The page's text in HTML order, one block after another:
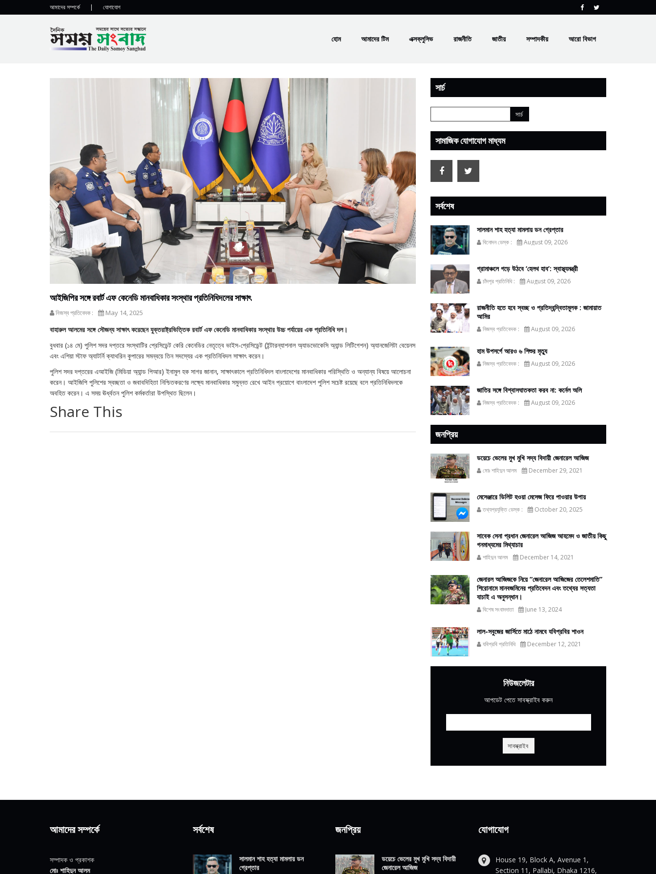
আমাদের সম্পর্কে | যোগাযোগ
হোম আমাদের টিম এক্সক্লুসিভ রাজনীতি জাতীয় সম্পাদকীয় আরো বিভাগ
আইজিপির সঙ্গে রবার্ট এফ কেনেডি মানবাধিকার সংস্থার প্রতিনিধিদলের সাক্ষাৎ
নিজস্ব প্রতিবেদক : May 14, 2025
বাহারুল আলমের সঙ্গে সৌজন্য সাক্ষাৎ করেছেন যুক্তরাষ্ট্রভিত্তিক রবার্ট এফ কেনেডি মানবাধিকার সংস্থার উচ্চ পর্যায়ের এক প্রতিনিধি দল।
বুধবার (১৪ মে) পুলিশ সদর দপ্তরে সংস্থাটির প্রেসিডেন্ট কেরি কেনেডির নেতৃত্বে ভাইস-প্রেসিডেন্ট (ইন্টারন্যাশনাল অ্যাডভোকেসি অ্যান্ড লিটিগেশন) অ্যানজেলিটা বেয়েনস
এবং এশিয়া স্টাফ অ্যাটর্নি ক্যাথরিন কুপারের সমন্বয়ে তিন সদস্যের এক প্রতিনিধিদল সাক্ষাৎ করেন।
পুলিশ সদর দপ্তরের এআইজি (মিডিয়া অ্যান্ড পিআর) ইনামুল হক সাগর জানান, সাক্ষাৎকালে প্রতিনিধিদল বাংলাদেশের মানবাধিকার পরিস্থিতি ও অন্যান্য বিষয়ে আলোচনা
করেন। আইজিপি পুলিশের স্বচ্ছতা ও জবাবদিহিতা নিশ্চিতকরণের লক্ষ্যে মানবাধিকার সমুন্নত রেখে আইন প্রয়োগে বাংলাদেশ পুলিশ সচেষ্ট রয়েছে বলে প্রতিনিধিদলকে
অবহিত করেন। এ সময় ঊর্ধ্বতন পুলিশ কর্মকর্তারা উপস্থিত ছিলেন।
Share This
সার্চ
সামাজিক যোগাযোগ মাধ্যম
সর্বশেষ
সালমান শাহ হত্যা মামলায় ডন গ্রেপ্তার
বিনোদন ডেস্ক : August 09, 2026
গ্রামাঞ্চলে গড়ে উঠবে ‘হেলথ হাব’: স্বাস্থ্যমন্ত্রী
চাঁদপুর প্রতিনিধি : August 09, 2026
রাজনীতি হতে হবে স্বচ্ছ ও প্রতিদ্বন্দ্বিতামূলক : জামায়াত
আমির
নিজস্ব প্রতিবেদক : August 09, 2026
হাম উপসর্গে আরও ৬ শিশুর মৃত্যু
নিজস্ব প্রতিবেদক : August 09, 2026
জাতির সঙ্গে বিশ্বাসঘাতকতা করব না: কর্নেল অলি
নিজস্ব প্রতিবেদক : August 09, 2026
জনপ্রিয়
ডয়েচে ভেলের মুখ মুখি সদ্য বিদায়ী জেনারেল আজিজ
মোঃ শাহিদুন আলম December 29, 2021
মেসেঞ্জারে ডিলিট হওয়া মেসেজ ফিরে পাওয়ার উপায়
তথ্যপ্রযুক্তি ডেস্ক : October 20, 2025
সাবেক সেনা প্রধান জেনারেল আজিজ আহমেদ ও জাতীয় কিছু
গনমাধ্যমের মিথ্যাচার
শাহিদুন আলম December 14, 2021
জেনারল আজিজকে নিয়ে “জেনারেল আজিজের তেলেশমাতি”
শিরোনামে মানবজমিনের প্রতিবেদন এবং তথ্যের সত্যতা
যাচাই এ অনুসন্ধান।
বিশেষ সংবাদদাতা June 13, 2024
লাল-সবুজের জার্সিতে মাঠে নামবে যবিপ্রবির শাওন
যবিপ্রবি প্রতিনিধি December 12, 2021
নিউজলেটার
আপডেট পেতে সাবস্ক্রাইব করুন
আমাদের সম্পর্কে
সম্পাদক ও প্রকাশক
মোঃ শাহিদুন আলম
সর্বশেষ
সালমান শাহ হত্যা মামলায় ডন
গ্রেপ্তার
জনপ্রিয়
ডয়েচে ভেলের মুখ মুখি সদ্য বিদায়ী
জেনারেল আজিজ
যোগাযোগ
House 19, Block A, Avenue 1,
Section 11, Pallabi, Dhaka 1216,